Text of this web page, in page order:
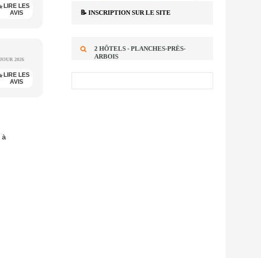
LIRE LES
AVIS
2026
LIRE LES
AVIS
à
📝 INSCRIPTION SUR LE SITE
2 HÔTELS - PLANCHES-PRÈS-
ARBOIS